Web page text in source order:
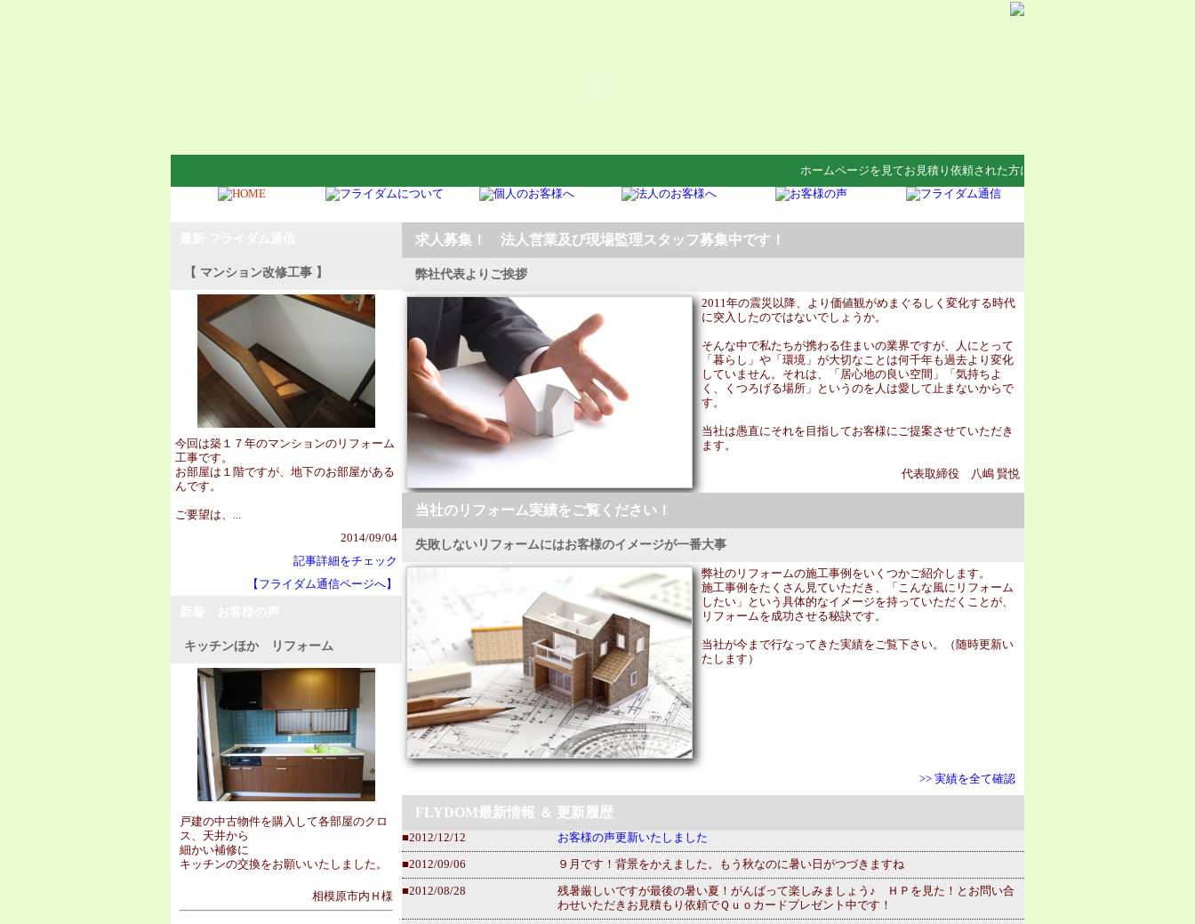
ホームページを見てお見積り依頼された方にＱｕｏカードプレゼント中！
【 マンション改修工事 】
今回は築１７年のマンションのリフォーム
工事です。
お部屋は１階ですが、地下のお部屋がある
んです。
ご要望は、...
2014/09/04
記事詳細をチェック
【フライダム通信ページへ】
キッチンほか リフォーム
戸建の中古物件を購入して各部屋のクロ
ス、天井から
細かい補修に
キッチンの交換をお願いいたしました。
相模原市内Ｈ様
求人募集！ 法人営業及び現場監理スタッフ募集中です！
弊社代表よりご挨拶
2011年の震災以降、より価値観がめまぐるしく変化する時代
に突入したのではないでしょうか。
そんな中で私たちが携わる住まいの業界ですが、人にとって
「暮らし」や「環境」が大切なことは何千年も過去より変化
していません。それは、「居心地の良い空間」「気持ちよ
く、くつろげる場所」というのを人は愛して止まないからで
す。
当社は愚直にそれを目指してお客様にご提案させていただき
ます。
代表取締役 八嶋 賢悦
当社のリフォーム実績をご覧ください！
失敗しないリフォームにはお客様のイメージが一番大事
弊社のリフォームの施工事例をいくつかご紹介します。
施工事例をたくさん見ていただき、「こんな風にリフォーム
したい」という具体的なイメージを持っていただくことが、
リフォームを成功させる秘訣です。
当社が今まで行なってきた実績をご覧下さい。（随時更新い
たします）
>> 実績を全て確認
FLYDOM最新情報 ＆ 更新履歴
■2012/12/12
お客様の声更新いたしました
■2012/09/06
９月です！背景をかえました。もう秋なのに暑い日がつづきますね
■2012/08/28
残暑厳しいですが最後の暑い夏！がんばって楽しみましょう♪ ＨＰを見た！とお問い合
わせいただきお見積もり依頼でＱｕｏカードプレゼント中です！